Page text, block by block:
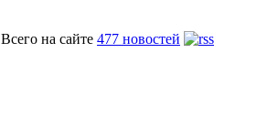
Всего на сайте 477 новостей